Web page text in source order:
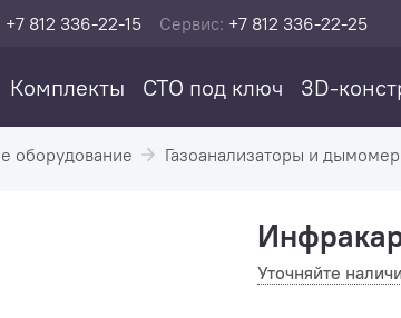
+7 812 336-22-15 Сервис: +7 812 336-22-25
Комплекты СТО под ключ 3D-
оборудование Газоанализаторы и
Уточняйте